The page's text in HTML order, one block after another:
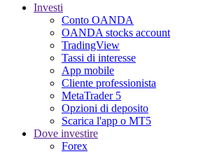
Investi
Conto OANDA
OANDA stocks account
TradingView
Tassi di interesse
App mobile
Cliente professionista
MetaTrader 5
Opzioni di deposito
Scarica l'app o MT5
Dove investire
Forex